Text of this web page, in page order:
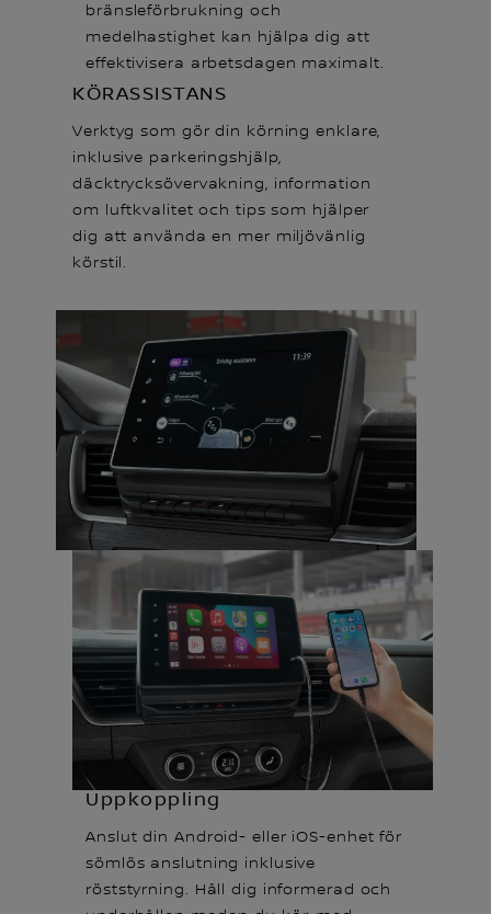
bränsleförbrukning och
medelhastighet kan hjälpa dig att
effektivisera arbetsdagen maximalt.
KÖRASSISTANS
Verktyg som gör din körning enklare,
inklusive parkeringshjälp,
däcktrycksövervakning, information
om luftkvalitet och tips som hjälper
dig att använda en mer miljövänlig
körstil.
Uppkoppling
Anslut din Android- eller iOS-enhet för
sömlös anslutning inklusive
röststyrning. Håll dig informerad och